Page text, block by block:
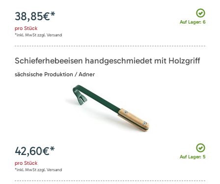
Auf Lager: 6
38,85€*
pro Stück
*inkl. MwSt zzgl. Versand
Schieferhebeeisen handgeschmiedet mit Holzgriff
sächsische Produktion / Adner
Auf Lager: 5
42,60€*
pro Stück
*inkl. MwSt zzgl. Versand